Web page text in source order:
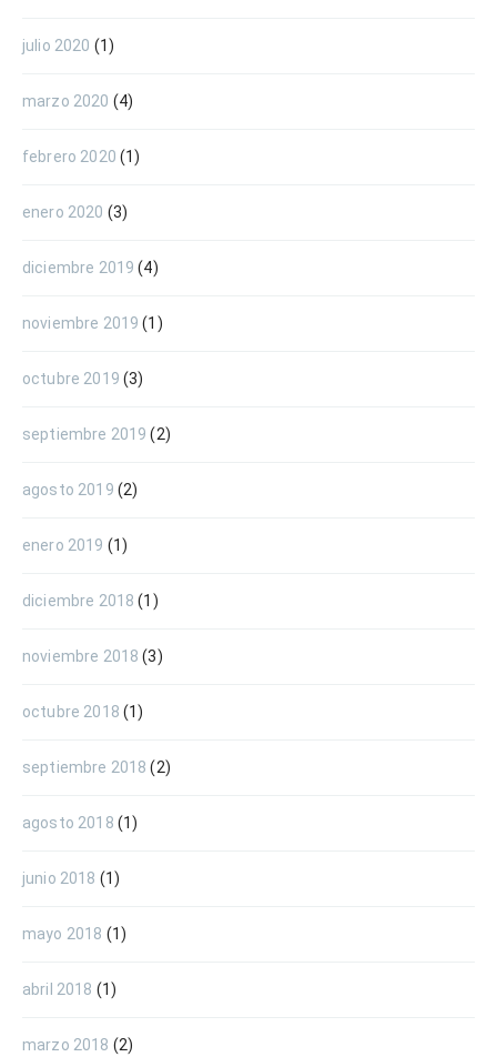
julio 2020 (1)
marzo 2020 (4)
febrero 2020 (1)
enero 2020 (3)
diciembre 2019 (4)
noviembre 2019 (1)
octubre 2019 (3)
septiembre 2019 (2)
agosto 2019 (2)
enero 2019 (1)
diciembre 2018 (1)
noviembre 2018 (3)
octubre 2018 (1)
septiembre 2018 (2)
agosto 2018 (1)
junio 2018 (1)
mayo 2018 (1)
abril 2018 (1)
marzo 2018 (2)